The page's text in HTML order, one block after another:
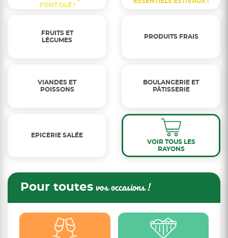
FONT OLÉ !
FRUITS ET
LÉGUMES
PRODUITS FRAIS
VIANDES ET
POISSONS
BOULANGERIE ET
PÂTISSERIE
EPICERIE SALÉE
VOIR TOUS LES
RAYONS
Pour toutes vos occasions !